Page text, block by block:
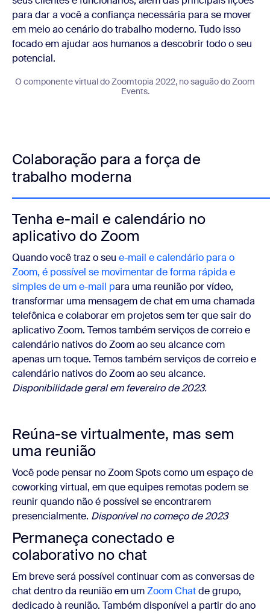
para dar a você a confiança necessária para se mover
em meio ao cenário do trabalho moderno. Tudo isso
focado em ajudar aos humanos a descobrir todo o seu
potencial.
O componente virtual do Zoomtopia 2022, no saguão do Zoom
Events.
Colaboração para a força de
trabalho moderna
Tenha e-mail e calendário no
aplicativo do Zoom
Quando você traz o seu e-mail e calendário para o
Zoom, é possível se movimentar de forma rápida e
simples de um e-mail para uma reunião por vídeo,
transformar uma mensagem de chat em uma chamada
telefônica e colaborar em projetos sem ter que sair do
aplicativo Zoom. Temos também serviços de correio e
calendário nativos do Zoom ao seu alcance com
apenas um toque. Temos também serviços de correio e
calendário nativos do Zoom ao seu alcance.
Disponibilidade geral em fevereiro de 2023.
Reúna-se virtualmente, mas sem
uma reunião
Você pode pensar no Zoom Spots como um espaço de
coworking virtual, em que equipes remotas podem se
reunir quando não é possível se encontrarem
presencialmente. Disponível no começo de 2023
Permaneça conectado e
colaborativo no chat
Em breve será possível continuar com as conversas de
chat dentro da reunião em umZoom Chatde grupo,
dedicado à reunião. Também disponível a partir do ano